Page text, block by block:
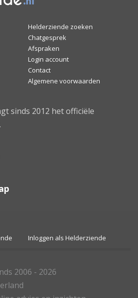
Helderziende zoeken
Chatgesprek
Afspraken
Login account
Contact
Algemene voorwaarden
sinds 2012 het officiële
.
Inloggen als Helderziende
2006 - 2026